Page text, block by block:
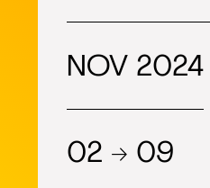
NOV 2024
02 → 09